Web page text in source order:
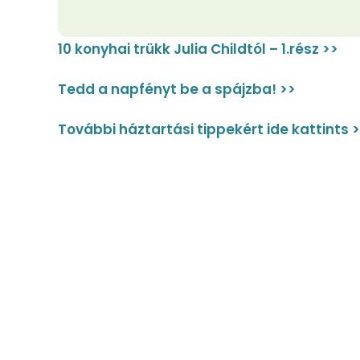
10 konyhai trükk Julia Childtól – 1.rész >>
Tedd a napfényt be a spájzba! >>
További háztartási tippekért ide kattints